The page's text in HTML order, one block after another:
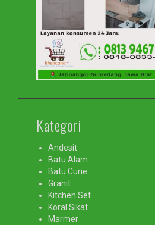
Kategori
Andesit
Batu Alam
Batu Curie
Granit
Kitchen Set
Koral Sikat
Marmer